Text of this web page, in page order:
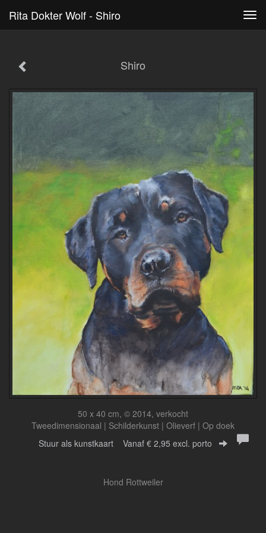
Rita Dokter Wolf - Shiro
Shiro
50 x 40 cm, © 2014, verkocht
Tweedimensionaal | Schilderkunst | Olieverf | Op doek
Stuur als kunstkaart Vanaf € 2,95 excl. porto
Hond Rottweiler